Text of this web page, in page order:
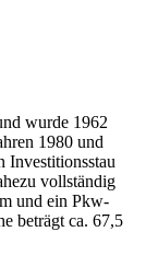
wurde 1962
1980 und
Investitionsstau
vollständig
und ein Pkw-
beträgt ca. 67,5